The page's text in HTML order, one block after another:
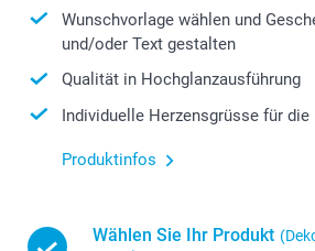
Wunschvorlage wählen und
und/oder Text gestalten
Qualität in Hochglanzausführung
Individuelle Herzensgrüsse für die
Produktinfos
Wählen Sie Ihr Produkt